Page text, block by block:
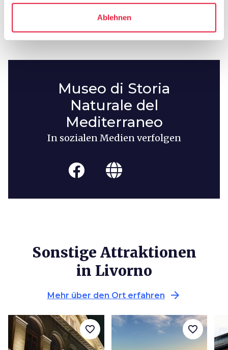
Ablehnen
Museo di Storia
Naturale del
Mediterraneo
In sozialen Medien verfolgen
Sonstige Attraktionen
in Livorno
Mehr über den Ort erfahren arrow_forward
favorite_border favorite_border